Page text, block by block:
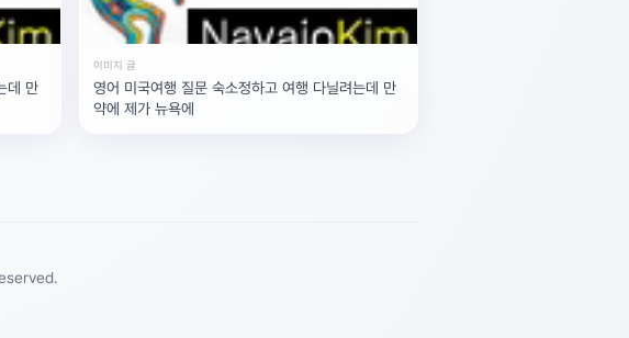
데 만
이미지 글
영어 미국여행 질문 숙소정하고 여행 다닐려는데 만
약에 제가 뉴욕에